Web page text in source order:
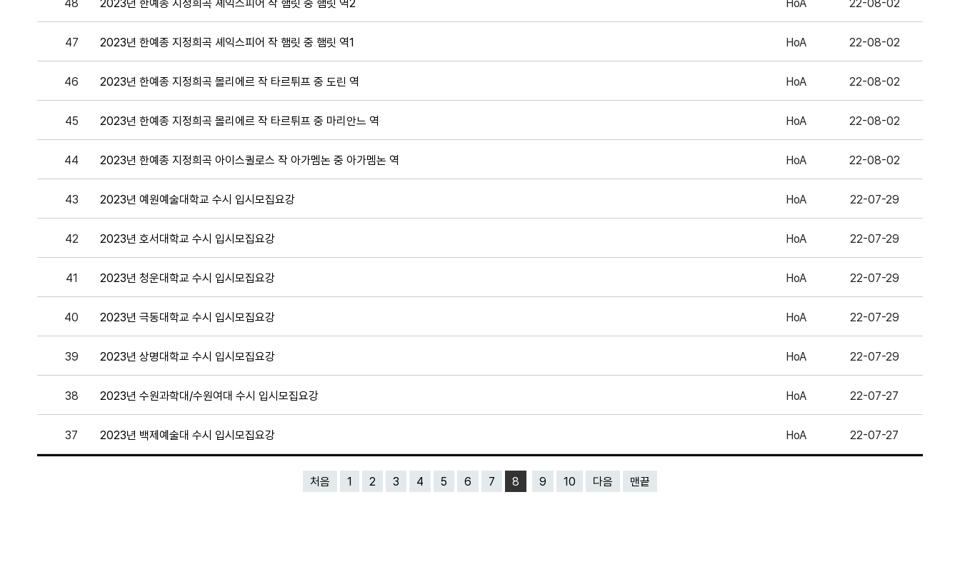
48 2023년 한예종 지정희곡 셰익스피어 작 햄릿 중 햄릿 역2 HoA 22-08-02
47 2023년 한예종 지정희곡 셰익스피어 작 햄릿 중 햄릿 역1 HoA 22-08-02
46 2023년 한예종 지정희곡 몰리에르 작 타르튀프 중 도린 역 HoA 22-08-02
45 2023년 한예종 지정희곡 몰리에르 작 타르튀프 중 마리안느 역 HoA 22-08-02
44 2023년 한예종 지정희곡 아이스퀼로스 작 아가멤논 중 아가멤논 역 HoA 22-08-02
43 2023년 예원예술대학교 수시 입시모집요강 HoA 22-07-29
42 2023년 호서대학교 수시 입시모집요강 HoA 22-07-29
41 2023년 청운대학교 수시 입시모집요강 HoA 22-07-29
40 2023년 극동대학교 수시 입시모집요강 HoA 22-07-29
39 2023년 상명대학교 수시 입시모집요강 HoA 22-07-29
38 2023년 수원과학대/수원여대 수시 입시모집요강 HoA 22-07-27
37 2023년 백제예술대 수시 입시모집요강 HoA 22-07-27
처음 1 2 3 4 5 6 7 8 9 10 다음 맨끝